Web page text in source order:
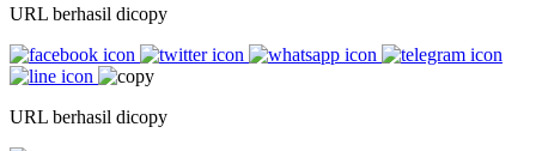
URL berhasil dicopy
URL berhasil dicopy